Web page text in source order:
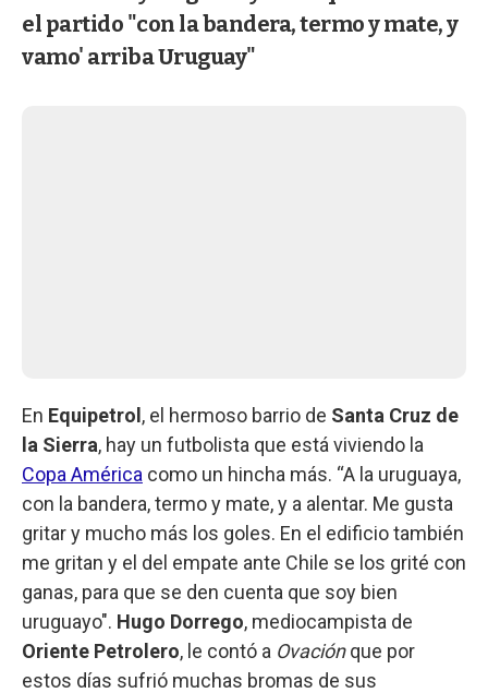
el partido "con la bandera, termo y mate, y
vamo' arriba Uruguay"
En Equipetrol , el hermoso barrio de Santa Cruz de
la Sierra, hay un futbolista que está viviendo la
Copa América como un hincha más. “A la uruguaya,
con la bandera, termo y mate, y a alentar. Me gusta
gritar y mucho más los goles. En el edificio también
me gritan y el del empate ante Chile se los grité con
ganas, para que se den cuenta que soy bien
uruguayo". Hugo Dorrego, mediocampista de
Oriente Petrolero, le contó a Ovaciónque por
estos días sufrió muchas bromas de sus